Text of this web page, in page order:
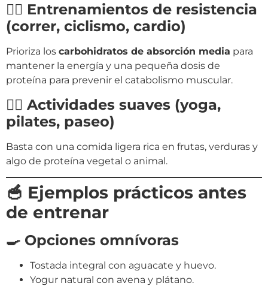
🏃‍♀️ Entrenamientos de resistencia
(correr, ciclismo, cardio)
Prioriza los carbohidratos de absorción media para
mantener la energía y una pequeña dosis de
proteína para prevenir el catabolismo muscular.
🧘‍♀️ Actividades suaves (yoga,
pilates, paseo)
Basta con una comida ligera rica en frutas, verduras y
algo de proteína vegetal o animal.
🥣 Ejemplos prácticos antes
de entrenar
🍳 Opciones omnívoras
Tostada integral con aguacate y huevo.
Yogur natural con avena y plátano.